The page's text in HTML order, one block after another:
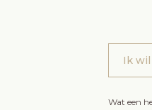
Ik wil
Wat een